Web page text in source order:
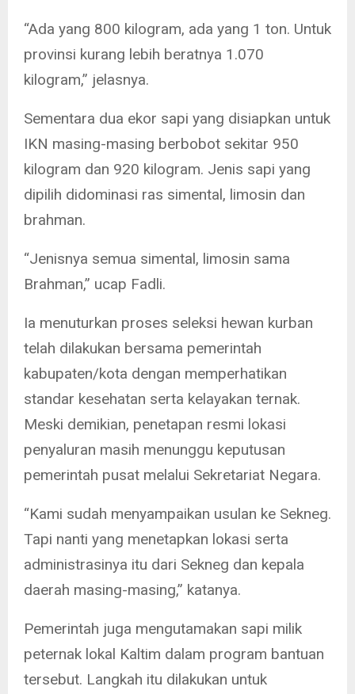
“Ada yang 800 kilogram, ada yang 1 ton. Untuk
provinsi kurang lebih beratnya 1.070
kilogram,” jelasnya.
Sementara dua ekor sapi yang disiapkan untuk
IKN masing-masing berbobot sekitar 950
kilogram dan 920 kilogram. Jenis sapi yang
dipilih didominasi ras simental, limosin dan
brahman.
“Jenisnya semua simental, limosin sama
Brahman,” ucap Fadli.
Ia menuturkan proses seleksi hewan kurban
telah dilakukan bersama pemerintah
kabupaten/kota dengan memperhatikan
standar kesehatan serta kelayakan ternak.
Meski demikian, penetapan resmi lokasi
penyaluran masih menunggu keputusan
pemerintah pusat melalui Sekretariat Negara.
“Kami sudah menyampaikan usulan ke Sekneg.
Tapi nanti yang menetapkan lokasi serta
administrasinya itu dari Sekneg dan kepala
daerah masing-masing,” katanya.
Pemerintah juga mengutamakan sapi milik
peternak lokal Kaltim dalam program bantuan
tersebut. Langkah itu dilakukan untuk